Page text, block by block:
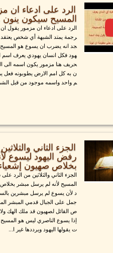
المسيح سيكون ينون
الرد على ادعاء ان مزمور يقول
رجمة يمتد الشبهة أي شخص
جد انه يضرب ان يسوع هو المسيح
هود فكل انسان يهودي يعرف اسم
حريف هنا مزمور يكون اسمه الى
ن به كل امم الارض يطوبونه فعل
م واحد واسمه موجود من قبل
الجزء الثاني
رفض اليهود ليسوع
بخلاص صهيون إشعياء
الجزء الثاني والثلاثين من الرد
المسيح لأنه لم يرسل مبشر
د لأن يسوع لم يرسل مبشرين
جمل على الجبال قدمي المبشر
ص القائل لصهيون قد ملك الهك
إذا يسوع الناصري ليس هو
ت يقولها اليهود ويرددها غير ا...